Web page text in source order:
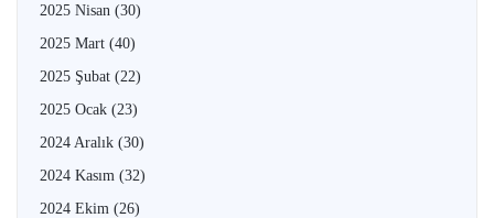
2025 Nisan (30)
2025 Mart (40)
2025 Şubat (22)
2025 Ocak (23)
2024 Aralık (30)
2024 Kasım (32)
2024 Ekim (26)